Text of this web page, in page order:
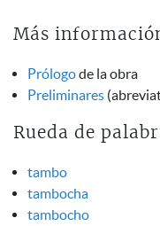
Más
Prólogode la obra
Preliminares
Rueda de
tambo
tambocha
tambocho